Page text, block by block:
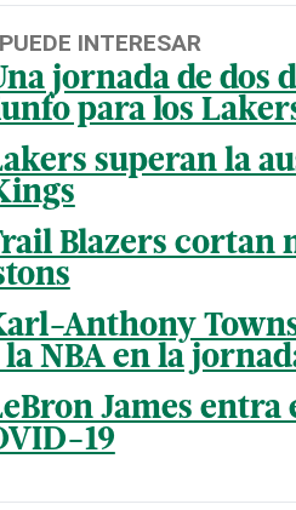
INTERESAR
jornada de dos
para los
superan la
Blazers cortan
Anthony
la NBA en la
James entra
19